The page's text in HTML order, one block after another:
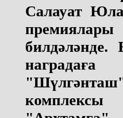
Салауат
наградаға
"Шүлгәнташ"